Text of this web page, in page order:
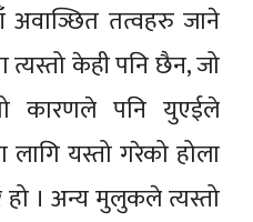
अवाञ्छित तत्वहरु जाने
केही पनि छैन, जो
कारणले पनि युएईले
लागि यस्तो गरेको होला
हो । अन्य मुलुकले त्यस्तो